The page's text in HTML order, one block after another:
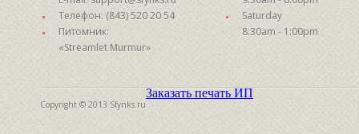
Телефон: (843) 520 20 54
Питомник:
«Streamlet Murmur»
Saturday
8:30am - 1:00pm
Copyright © 2013 Sfynks.ru
Заказать печать ИП